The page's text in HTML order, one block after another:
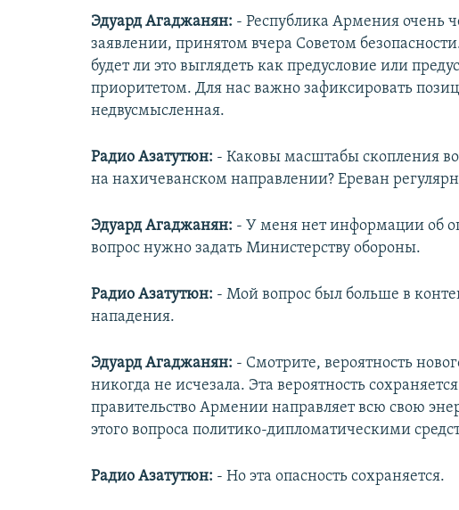
Эдуард Агаджанян: - Республика Армения очень
заявлении, принятом вчера Советом
будет ли это выглядеть как предусловие или
приоритетом. Для нас важно зафиксировать
недвусмысленная.
Радио Азатутюн: - Каковы масштабы скопления
на нахичеванском направлении? Ереван
Эдуард Агаджанян: - У меня нет информации об
вопрос нужно задать Министерству обороны.
Радио Азатутюн: - Мой вопрос был больше в
нападения.
Эдуард Агаджанян: - Смотрите, вероятность
никогда не исчезала. Эта вероятность
правительство Армении направляет всю свою
этого вопроса политико-дипломатическими
Радио Азатутюн: - Но эта опасность сохраняется.